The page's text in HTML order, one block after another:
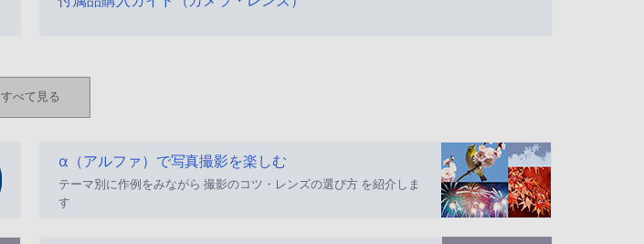
すべて見る
α（アルファ）で写真撮影を楽しむ
テーマ別に作例をみながら 撮影のコツ・レンズの選び方 を紹介しま
す